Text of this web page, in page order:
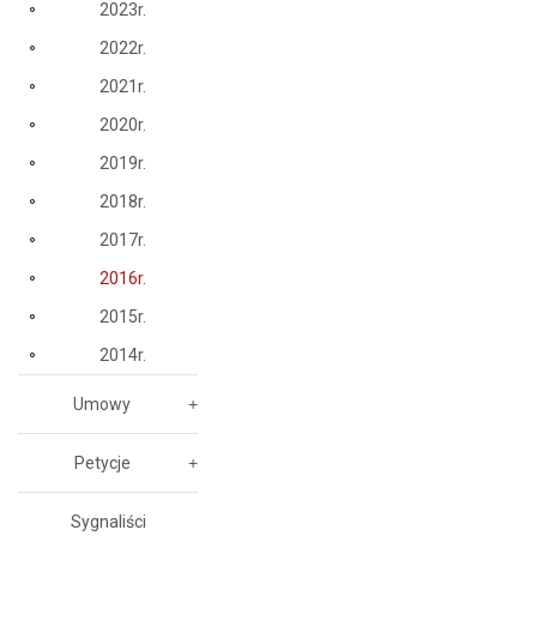
2023r.
2022r.
2021r.
2020r.
2019r.
2018r.
2017r.
2016r.
2015r.
2014r.
Umowy
Petycje
Sygnaliści